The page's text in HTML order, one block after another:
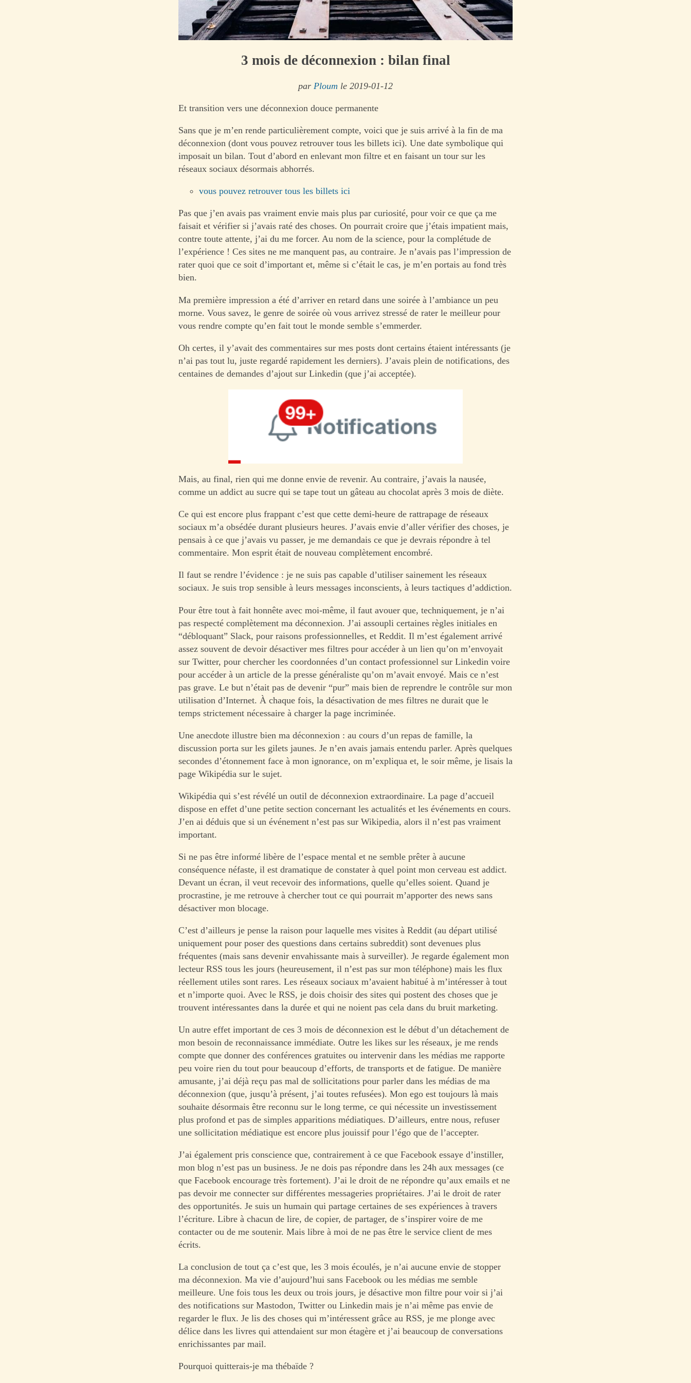
3 mois de déconnexion : bilan final
par Ploum le 2019-01-12
Et transition vers une déconnexion douce permanente
Sans que je m’en rende particulièrement compte, voici que je suis arrivé à la fin de ma
déconnexion (dont vous pouvez retrouver tous les billets ici). Une date symbolique qui
imposait un bilan. Tout d’abord en enlevant mon filtre et en faisant un tour sur les
réseaux sociaux désormais abhorrés.
vous pouvez retrouver tous les billets ici
Pas que j’en avais pas vraiment envie mais plus par curiosité, pour voir ce que ça me
faisait et vérifier si j’avais raté des choses. On pourrait croire que j’étais impatient mais,
contre toute attente, j’ai du me forcer. Au nom de la science, pour la complétude de
l’expérience ! Ces sites ne me manquent pas, au contraire. Je n’avais pas l’impression de
rater quoi que ce soit d’important et, même si c’était le cas, je m’en portais au fond très
bien.
Ma première impression a été d’arriver en retard dans une soirée à l’ambiance un peu
morne. Vous savez, le genre de soirée où vous arrivez stressé de rater le meilleur pour
vous rendre compte qu’en fait tout le monde semble s’emmerder.
Oh certes, il y’avait des commentaires sur mes posts dont certains étaient intéressants (je
n’ai pas tout lu, juste regardé rapidement les derniers). J’avais plein de notifications, des
centaines de demandes d’ajout sur Linkedin (que j’ai acceptée).
Mais, au final, rien qui me donne envie de revenir. Au contraire, j’avais la nausée,
comme un addict au sucre qui se tape tout un gâteau au chocolat après 3 mois de diète.
Ce qui est encore plus frappant c’est que cette demi-heure de rattrapage de réseaux
sociaux m’a obsédée durant plusieurs heures. J’avais envie d’aller vérifier des choses, je
pensais à ce que j’avais vu passer, je me demandais ce que je devrais répondre à tel
commentaire. Mon esprit était de nouveau complètement encombré.
Il faut se rendre l’évidence : je ne suis pas capable d’utiliser sainement les réseaux
sociaux. Je suis trop sensible à leurs messages inconscients, à leurs tactiques d’addiction.
Pour être tout à fait honnête avec moi-même, il faut avouer que, techniquement, je n’ai
pas respecté complètement ma déconnexion. J’ai assoupli certaines règles initiales en
“débloquant” Slack, pour raisons professionnelles, et Reddit. Il m’est également arrivé
assez souvent de devoir désactiver mes filtres pour accéder à un lien qu’on m’envoyait
sur Twitter, pour chercher les coordonnées d’un contact professionnel sur Linkedin voire
pour accéder à un article de la presse généraliste qu’on m’avait envoyé. Mais ce n’est
pas grave. Le but n’était pas de devenir “pur” mais bien de reprendre le contrôle sur mon
utilisation d’Internet. À chaque fois, la désactivation de mes filtres ne durait que le
temps strictement nécessaire à charger la page incriminée.
Une anecdote illustre bien ma déconnexion : au cours d’un repas de famille, la
discussion porta sur les gilets jaunes. Je n’en avais jamais entendu parler. Après quelques
secondes d’étonnement face à mon ignorance, on m’expliqua et, le soir même, je lisais la
page Wikipédia sur le sujet.
Wikipédia qui s’est révélé un outil de déconnexion extraordinaire. La page d’accueil
dispose en effet d’une petite section concernant les actualités et les événements en cours.
J’en ai déduis que si un événement n’est pas sur Wikipedia, alors il n’est pas vraiment
important.
Si ne pas être informé libère de l’espace mental et ne semble prêter à aucune
conséquence néfaste, il est dramatique de constater à quel point mon cerveau est addict.
Devant un écran, il veut recevoir des informations, quelle qu’elles soient. Quand je
procrastine, je me retrouve à chercher tout ce qui pourrait m’apporter des news sans
désactiver mon blocage.
C’est d’ailleurs je pense la raison pour laquelle mes visites à Reddit (au départ utilisé
uniquement pour poser des questions dans certains subreddit) sont devenues plus
fréquentes (mais sans devenir envahissante mais à surveiller). Je regarde également mon
lecteur RSS tous les jours (heureusement, il n’est pas sur mon téléphone) mais les flux
réellement utiles sont rares. Les réseaux sociaux m’avaient habitué à m’intéresser à tout
et n’importe quoi. Avec le RSS, je dois choisir des sites qui postent des choses que je
trouvent intéressantes dans la durée et qui ne noient pas cela dans du bruit marketing.
Un autre effet important de ces 3 mois de déconnexion est le début d’un détachement de
mon besoin de reconnaissance immédiate. Outre les likes sur les réseaux, je me rends
compte que donner des conférences gratuites ou intervenir dans les médias me rapporte
peu voire rien du tout pour beaucoup d’efforts, de transports et de fatigue. De manière
amusante, j’ai déjà reçu pas mal de sollicitations pour parler dans les médias de ma
déconnexion (que, jusqu’à présent, j’ai toutes refusées). Mon ego est toujours là mais
souhaite désormais être reconnu sur le long terme, ce qui nécessite un investissement
plus profond et pas de simples apparitions médiatiques. D’ailleurs, entre nous, refuser
une sollicitation médiatique est encore plus jouissif pour l’égo que de l’accepter.
J’ai également pris conscience que, contrairement à ce que Facebook essaye d’instiller,
mon blog n’est pas un business. Je ne dois pas répondre dans les 24h aux messages (ce
que Facebook encourage très fortement). J’ai le droit de ne répondre qu’aux emails et ne
pas devoir me connecter sur différentes messageries propriétaires. J’ai le droit de rater
des opportunités. Je suis un humain qui partage certaines de ses expériences à travers
l’écriture. Libre à chacun de lire, de copier, de partager, de s’inspirer voire de me
contacter ou de me soutenir. Mais libre à moi de ne pas être le service client de mes
écrits.
La conclusion de tout ça c’est que, les 3 mois écoulés, je n’ai aucune envie de stopper
ma déconnexion. Ma vie d’aujourd’hui sans Facebook ou les médias me semble
meilleure. Une fois tous les deux ou trois jours, je désactive mon filtre pour voir si j’ai
des notifications sur Mastodon, Twitter ou Linkedin mais je n’ai même pas envie de
regarder le flux. Je lis des choses qui m’intéressent grâce au RSS, je me plonge avec
délice dans les livres qui attendaient sur mon étagère et j’ai beaucoup de conversations
enrichissantes par mail.
Pourquoi quitterais-je ma thébaïde ?